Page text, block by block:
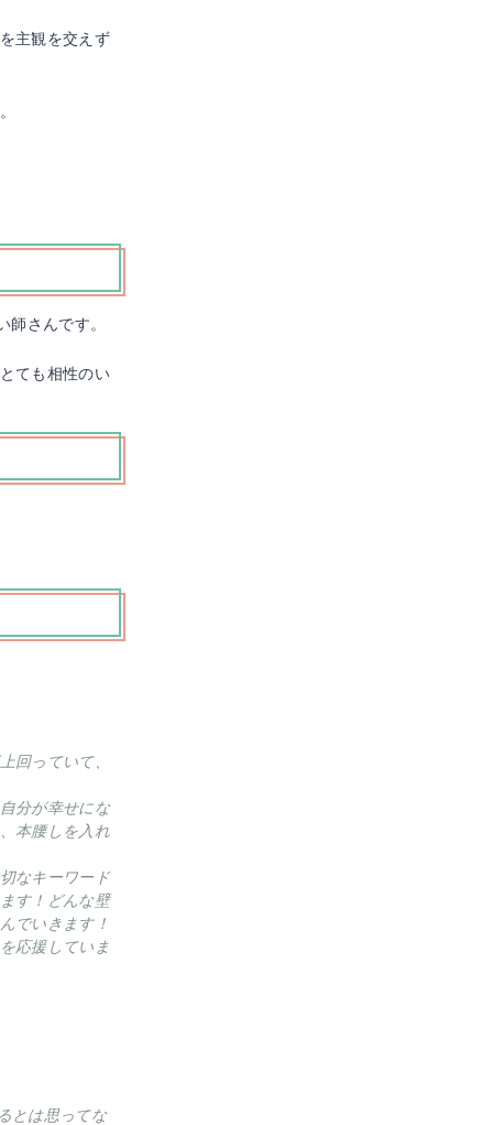
主観を交えず
さんです。
ても相性のい
回っていて、
分が幸せにな
本腰しを入れ
なキーワード
す！どんな壁
でいきます！
応援していま
とは思ってな